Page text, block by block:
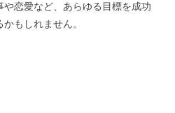
恋愛など、あらゆる目標を成功
もしれません。